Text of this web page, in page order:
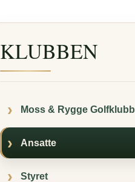
KLUBBEN
Moss & Rygge Golfklubb
Ansatte
Styret